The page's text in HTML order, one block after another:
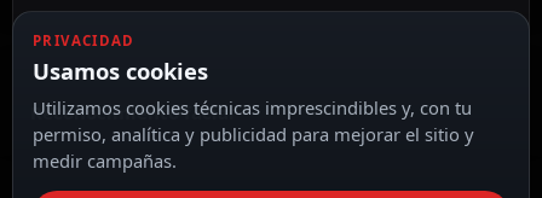
Reconocimiento facial
PRIVACIDAD
Usamos cookies
Utilizamos cookies técnicas imprescindibles y, con tu
permiso, analítica y publicidad para mejorar el sitio y
medir campañas.